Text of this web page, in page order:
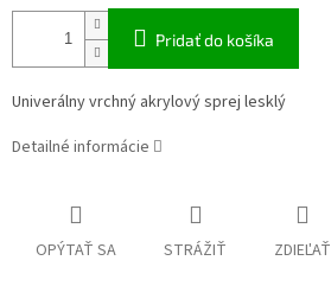
Pridať do košíka
Univerálny vrchný akrylový sprej lesklý
Detailné informácie
OPÝTAŤ SA STRÁŽIŤ ZDIEĽAŤ